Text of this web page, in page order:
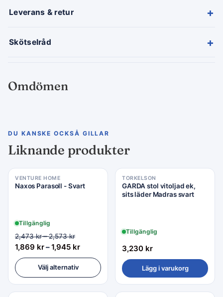
Leverans & retur +
Skötselråd +
Omdömen
DU KANSKE OCKSÅ GILLAR
Liknande produkter
VENTURE HOME
Naxos Parasoll - Svart
Tillgänglig
2,473kr–2,573kr
1,869 kr–1,945 kr
Välj alternativ
TORKELSON
GARDA stol vitoljad ek,
sits läder Madras svart
Tillgänglig
3,230 kr
Lägg i varukorg